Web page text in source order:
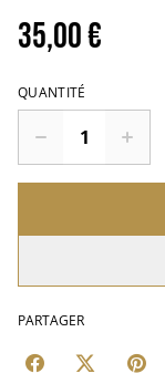
35,00 €
QUANTITÉ
PARTAGER